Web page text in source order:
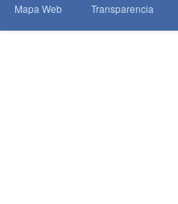
Mapa Web Transparencia